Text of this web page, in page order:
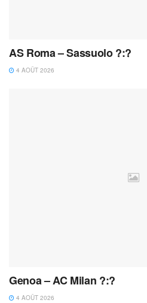
AS Roma – Sassuolo ?:?
4 AOÛT 2026
Genoa – AC Milan ?:?
4 AOÛT 2026